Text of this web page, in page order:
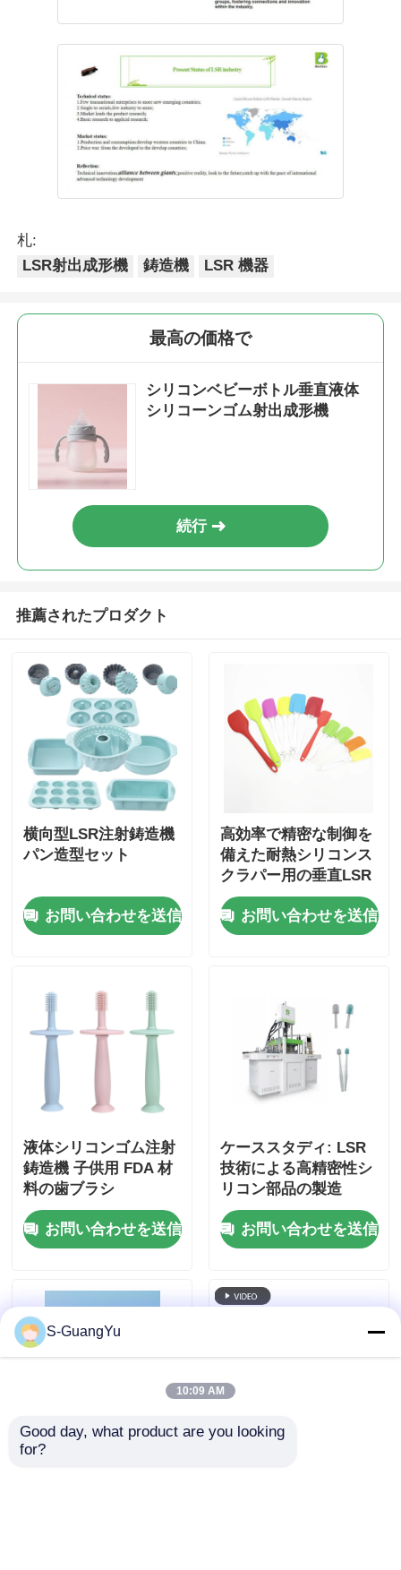
札:
LSR射出成形機
鋳造機 LSR 機器
最高の価格で
シリコンベビーボトル垂直液体
シリコーンゴム射出成形機
続行
推薦されたプロダクト
横向型LSR注射鋳造機
パン造型セット
お問い合わせを送信
高効率で精密な制御を
備えた耐熱シリコンス
クラパー用の垂直LSR
注射鋳造機
お問い合わせを送信
液体シリコンゴム注射
鋳造機 子供用 FDA 材
料の歯ブラシ
お問い合わせを送信
ケーススタディ: LSR
技術による高精密性シ
リコン部品の製造
お問い合わせを送信
S-GuangYu
10:09 AM
Good day, what product are you looking
for?